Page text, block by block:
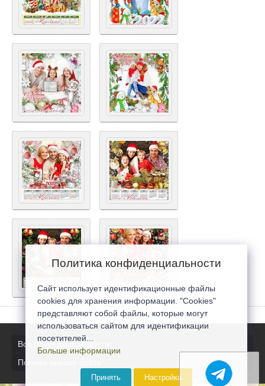
Все последние новости
Полная версия сайта
Политика конфиденциальности
Сайт использует идентификационные файлы
cookies для хранения информации. "Cookies"
представляют собой файлы, которые могут
использоваться сайтом для идентификации
посетителей...
Больше информации
Принять Настройка